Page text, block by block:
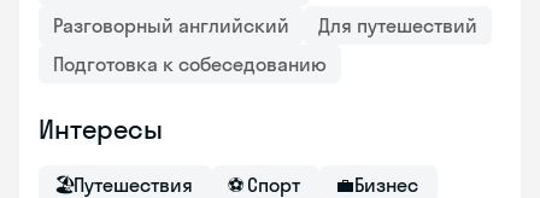
Разговорный английский
Для путешествий
Подготовка к собеседованию
Интересы
🏖Путешествия ⚽ Спорт 💼Бизнес